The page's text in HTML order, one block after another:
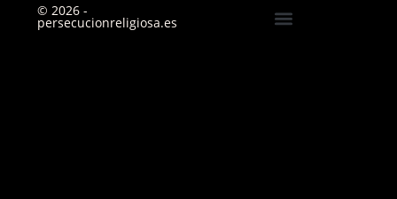
© 2026 -
persecucionreligiosa.es